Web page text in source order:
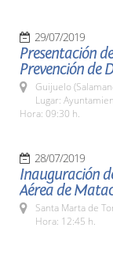
29/07/2019
Presentación
Prevención de
Guijuelo
Lugar:
Hora: 09:30 h.
28/07/2019
Inauguración
Aérea de
Santa Marta de
Hora: 12:45 h.